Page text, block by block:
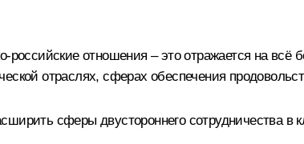
отношения – это отражается на всё
отраслях, сферах обеспечения
сферы двустороннего сотрудничества в